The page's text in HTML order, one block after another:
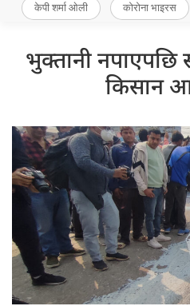
केपी शर्मा ओली कोरोना भाइरस
भुक्तानी
किसान